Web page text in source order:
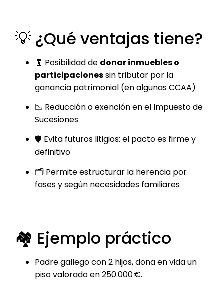
💡 ¿Qué ventajas tiene?
🧾 Posibilidad de donar inmuebles o
participacionessin tributar por la
ganancia patrimonial (en algunas CCAA)
📉 Reducción o exención en el Impuesto de
Sucesiones
🛡 Evita futuros litigios: el pacto es firme y
definitivo
🗂 Permite estructurar la herencia por
fases y según necesidades familiares
🏘 Ejemplo práctico
Padre gallego con 2 hijos, dona en vida un
piso valorado en 250.000 €.